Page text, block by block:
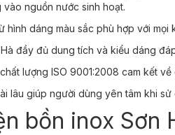
nguồn nước sinh hoạt.
hình dáng màu sắc phù hợp với mọi
đầy đủ dung tích và kiểu dáng
lượng ISO 9001:2008 cam kết
lâu giúp người dùng yên tâm khi sử
bồn inox Sơn